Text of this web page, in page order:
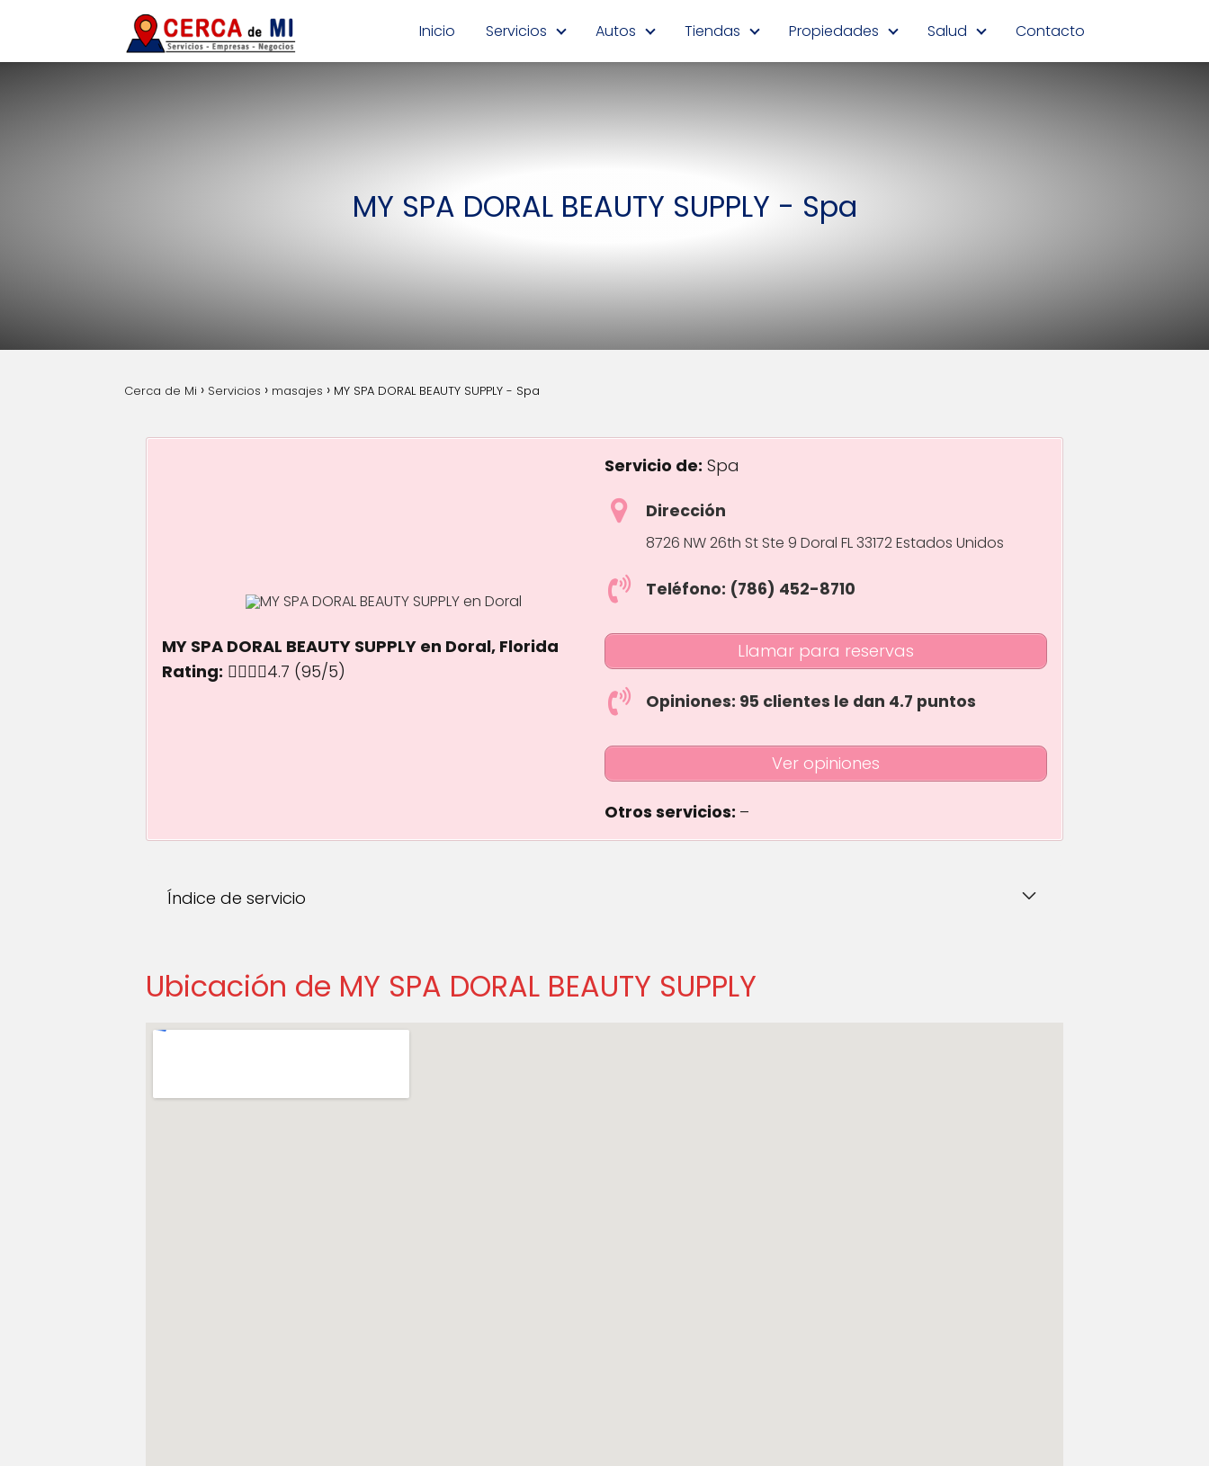
Inicio Servicios Autos Tiendas Propiedades Salud Contacto
MY SPA DORAL BEAUTY SUPPLY - Spa
Cerca de Mi Servicios masajes MY SPA DORAL BEAUTY SUPPLY - Spa
MY SPA DORAL BEAUTY SUPPLY en Doral, Florida
Rating:
4.7 out of 5.0 stars
4.7 (95/5)
Servicio de: Spa
Dirección
8726 NW 26th St Ste 9 Doral FL 33172 Estados Unidos
Teléfono: (786) 452-8710
Llamar para reservas
Opiniones: 95 clientes le dan 4.7 puntos
Ver opiniones
Otros servicios: –
Índice de servicio
Ubicación de MY SPA DORAL BEAUTY SUPPLY